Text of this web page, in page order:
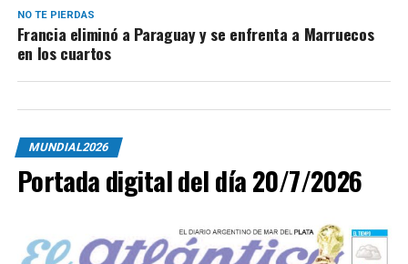
NO TE PIERDAS
Francia eliminó a Paraguay y se enfrenta a Marruecos
en los cuartos
MUNDIAL2026
Portada digital del día 20/7/2026